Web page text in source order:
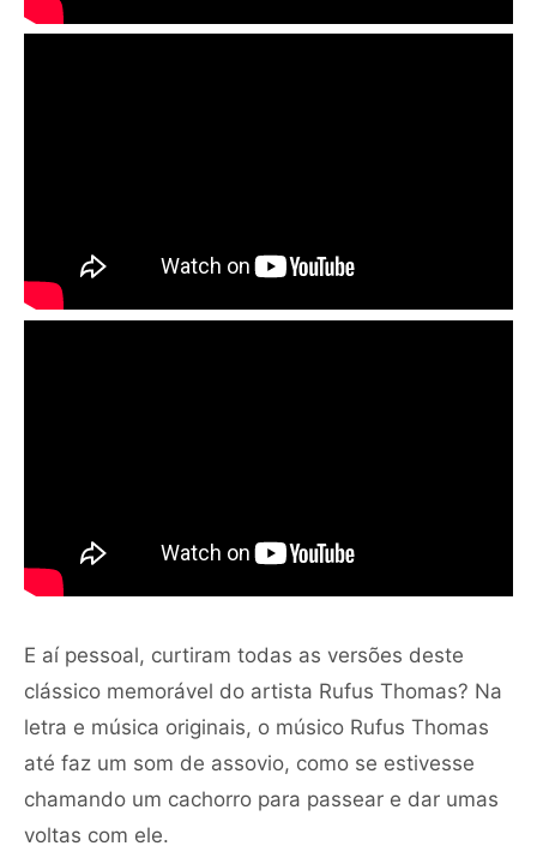
E aí pessoal, curtiram todas as versões deste
clássico memorável do artista Rufus Thomas? Na
letra e música originais, o músico Rufus Thomas
até faz um som de assovio, como se estivesse
chamando um cachorro para passear e dar umas
voltas com ele.